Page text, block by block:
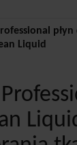
Liquid